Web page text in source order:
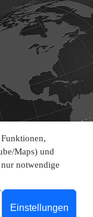
Maps) und
notwendige
Einstellungen